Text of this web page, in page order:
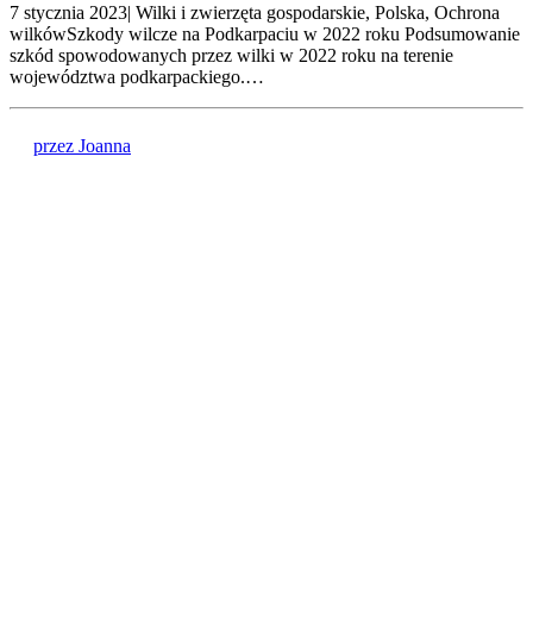
7 stycznia 2023| Wilki i zwierzęta gospodarskie, Polska, Ochrona
wilkówSzkody wilcze na Podkarpaciu w 2022 roku Podsumowanie
szkód spowodowanych przez wilki w 2022 roku na terenie
województwa podkarpackiego.…
przez Joanna